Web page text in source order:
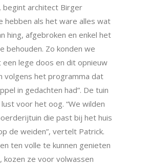
begint architect Birger
hebben als het ware alles wat
hing, afgebroken en enkel het
behouden. Zo konden we
lege doos en dit opnieuw
volgens het programma dat
in gedachten had”. De tuin
voor het oog. “We wilden
die past bij het huis
de weiden”, vertelt Patrick.
ten volle te kunnen genieten
kozen ze voor volwassen